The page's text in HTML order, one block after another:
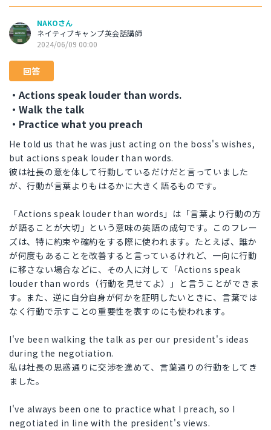
NAKOさん
ネイティブキャンプ英会話講師
2024/06/09 00:00
回答
・Actions speak louder than words.
・Walk the talk
・Practice what you preach
He told us that he was just acting on the boss's wishes,
but actions speak louder than words.
彼は社長の意を体して行動しているだけだと言っていました
が、行動が言葉よりもはるかに大きく語るものです。
「Actions speak louder than words」は「言葉より行動の方
が語ることが大切」という意味の英語の成句です。このフレー
ズは、特に約束や確約をする際に使われます。たとえば、誰か
が何度もあることを改善すると言っているけれど、一向に行動
に移さない場合などに、その人に対して「Actions speak
louder than words（行動を見せてよ）」と言うことができま
す。また、逆に自分自身が何かを証明したいときに、言葉では
なく行動で示すことの重要性を表すのにも使われます。
I've been walking the talk as per our president's ideas
during the negotiation.
私は社長の思惑通りに交渉を進めて、言葉通りの行動をしてき
ました。
I've always been one to practice what I preach, so I
negotiated in line with the president's views.